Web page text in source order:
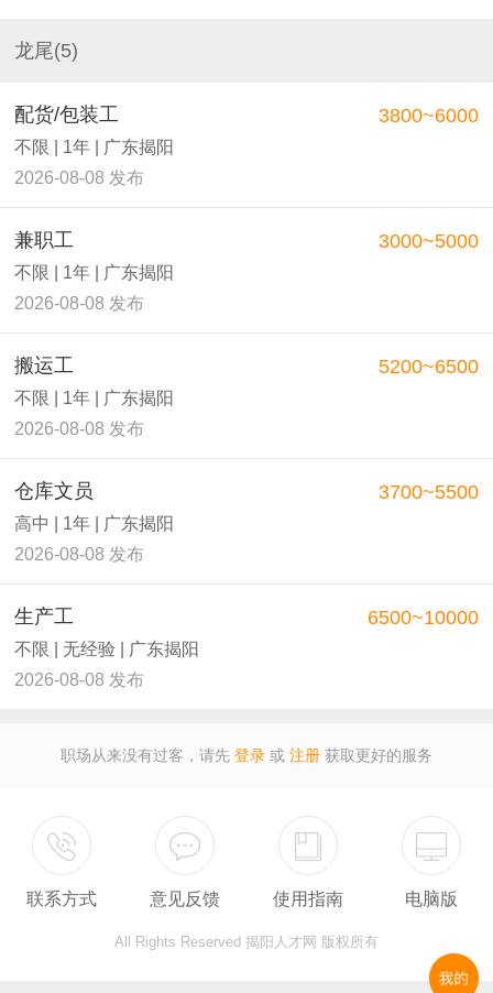
龙尾(5)
配货/包装工
不限 | 1年 | 广东揭阳
2026-08-08 发布
3800~6000
兼职工
不限 | 1年 | 广东揭阳
2026-08-08 发布
3000~5000
搬运工
不限 | 1年 | 广东揭阳
2026-08-08 发布
5200~6500
仓库文员
高中 | 1年 | 广东揭阳
2026-08-08 发布
3700~5500
生产工
不限 | 无经验 | 广东揭阳
2026-08-08 发布
6500~10000
职场从来没有过客，请先 登录 或 注册 获取更好的服务
联系方式 意见反馈 使用指南 电脑版
All Rights Reserved 揭阳人才网 版权所有